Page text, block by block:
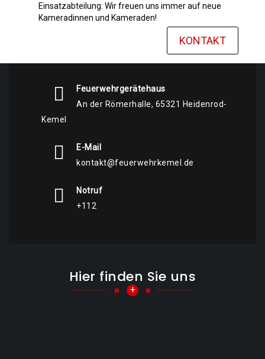
Einsatzabteilung: Wir freuen uns immer auf neue
Kameradinnen und Kameraden!
KONTAKT
Feuerwehrgerätehaus
An der Römerhalle, 65321 Heidenrod-
Kemel
E-Mail
kontakt@feuerwehrkemel.de
Notruf
+112
Hier finden Sie uns
+